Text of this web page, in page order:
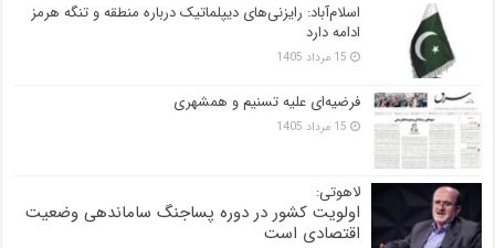
اسلام‌آباد: رایزنی‌های دیپلماتیک درباره منطقه و تنگه هرمز
ادامه دارد
15 مرداد 1405
فرضیه‌ای علیه تسنیم و همشهری
15 مرداد 1405
لاهوتی:
اولویت کشور در دوره پساجنگ ساماندهی وضعیت
اقتصادی است